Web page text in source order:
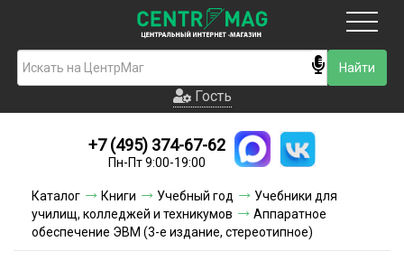
Гость
Новинки
Условия доставки
Условия оплаты
Гость
+7 (495) 374-67-62
Пн-Пт 9:00-19:00
Каталог Книги Учебный год
Учебники для
училищ, колледжей и техникумов
Аппаратное
обеспечение ЭВМ (3-е издание, стереотипное)